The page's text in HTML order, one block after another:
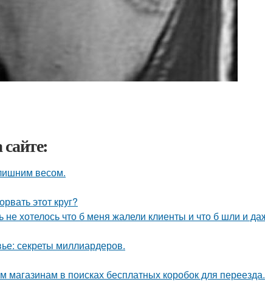
весом.
этот круг?
хотелось что б меня жалели клиенты и что б шли и
секреты миллиардеров.
в поисках бесплатных коробок для переезда.